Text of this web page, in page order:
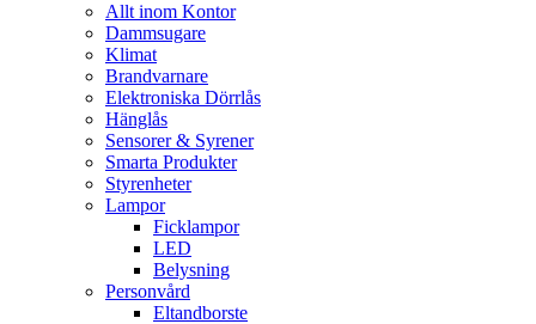
Allt inom Kontor
Dammsugare
Klimat
Brandvarnare
Elektroniska Dörrlås
Hänglås
Sensorer & Syrener
Smarta Produkter
Styrenheter
Lampor
Ficklampor
LED
Belysning
Personvård
Eltandborste